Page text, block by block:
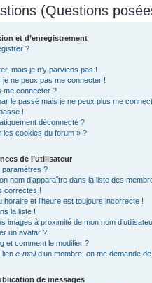
(Questions
et d’enregistrement
?
mais je n’y parviens pas !
ne peux pas me connecter !
me connecter ?
le passé mais je ne peux plus me
!
déconnecté ?
les cookies du forum » ?
de l’utilisateur
paramètres ?
nom d’apparaître dans la liste des
correctes !
horaire et l’heure est toujours incorrecte !
la liste !
images à proximité de mon nom
un avatar ?
et comment le modifier ?
lien e-maild’un membre, on me demande
de messages